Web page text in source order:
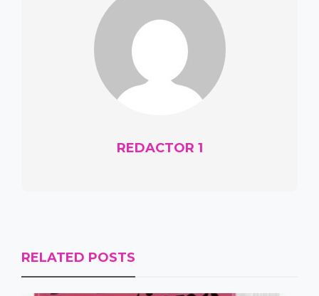
REDACTOR 1
RELATED POSTS